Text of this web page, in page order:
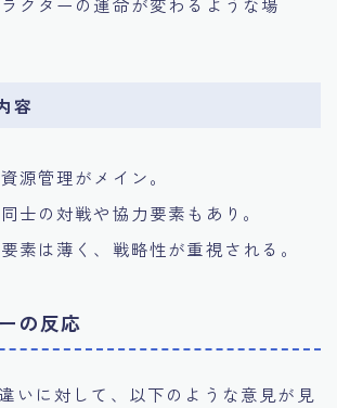
容
源管理がメイン。
士の対戦や協力要素もあり。
素は薄く、戦略性が重視される。
の反応
いに対して、以下のような意見が見